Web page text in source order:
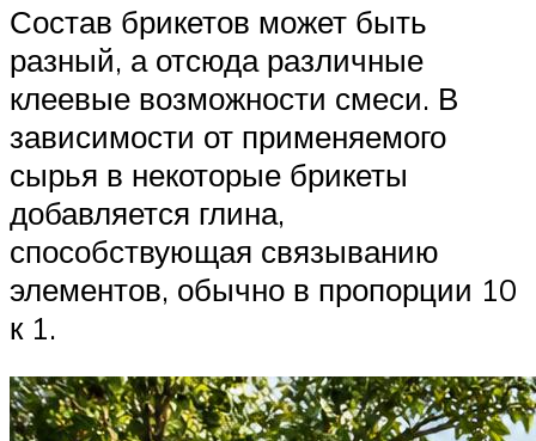
Состав брикетов может быть
разный, а отсюда различные
клеевые возможности смеси. В
зависимости от применяемого
сырья в некоторые брикеты
добавляется глина,
способствующая связыванию
элементов, обычно в пропорции 10
к 1.